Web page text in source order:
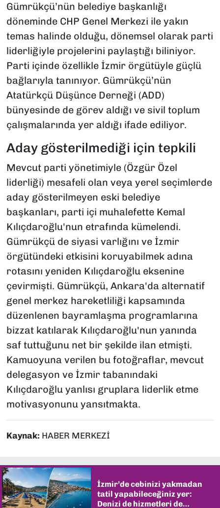
Gümrükçü’nün belediye başkanlığı
döneminde CHP Genel Merkezi ile yakın
temas halinde olduğu, dönemsel olarak parti
liderliğiyle projelerini paylaştığı biliniyor.
Parti içinde özellikle İzmir örgütüyle güçlü
bağlarıyla tanınıyor. Gümrükçü’nün
Atatürkçü Düşünce Derneği (ADD)
bünyesinde de görev aldığı ve sivil toplum
çalışmalarında yer aldığı ifade ediliyor.
Aday gösterilmediği için tepkili
Mevcut parti yönetimiyle (Özgür Özel
liderliği) mesafeli olan veya yerel seçimlerde
aday gösterilmeyen eski belediye
başkanları, parti içi muhalefette Kemal
Kılıçdaroğlu'nun etrafında kümelendi.
Gümrükçü de siyasi varlığını ve İzmir
örgütündeki etkisini koruyabilmek adına
rotasını yeniden Kılıçdaroğlu eksenine
çevirmişti. Gümrükçü, Ankara'da alternatif
genel merkez hareketliliği kapsamında
düzenlenen bayramlaşma programlarına
bizzat katılarak Kılıçdaroğlu'nun yanında
saf tuttuğunu net bir şekilde ilan etmişti.
Kamuoyuna verilen bu fotoğraflar, mevcut
delegasyon ve İzmir tabanındaki
Kılıçdaroğlu yanlısı gruplara liderlik etme
motivasyonunu yansıtmakta.
Kaynak: HABER MERKEZİ
İzmir’de cebinizi yakmadan
tatil yapabileceğiniz yer:
Denizi de hizmetleri de